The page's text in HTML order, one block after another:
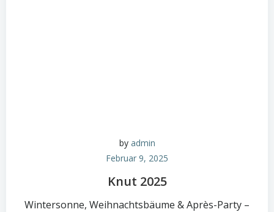
by admin
Februar 9, 2025
Knut 2025
Wintersonne, Weihnachtsbäume & Après-Party –